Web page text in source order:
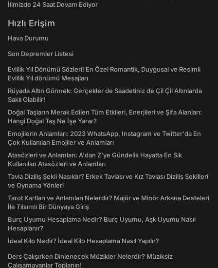
İlimizde 24 Saat Devam Ediyor
Hızlı Erişim
Hava Durumu
Son Depremler Listesi
Evlilik Yıl Dönümü Sözleri! En Özel Romantik, Duygusal ve Resimli
Evlilik Yıl dönümü Mesajları
Rüyada Altın Görmek: Gerçekler de Saadetiniz de Çil Çil Altınlarda
Saklı Olabilir!
Doğal Taşların Merak Edilen Tüm Etkileri, Enerjileri ve Şifa Alanları:
Hangi Doğal Taş Ne İşe Yarar?
Emojilerin Anlamları: 2023 WhatsApp, Instagram ve Twitter'da En
Çok Kullanılan Emojiler ve Anlamları
Atasözleri ve Anlamları: A'dan Z'ye Gündelik Hayatta En Sık
Kullanılan Atasözleri ve Anlamları
Tavla Diziliş Şekli Nasıldır? Erkek Tavlası ve Kız Tavlası Diziliş Şekilleri
ve Oynama Yönleri
Tarot Kartları ve Anlamları Nelerdir? Majör ve Minör Arkana Desteleri
İle Tılsımlı Bir Dünyaya Giriş
Burç Uyumu Hesaplama Nedir? Burç Uyumu, Aşk Uyumu Nasıl
Hesaplanır?
İdeal Kilo Nedir? İdeal Kilo Hesaplama Nasıl Yapılır?
Ders Çalışırken Dinlenecek Müzikler Nelerdir? Müziksiz
Çalışamayanlar Toplanın!